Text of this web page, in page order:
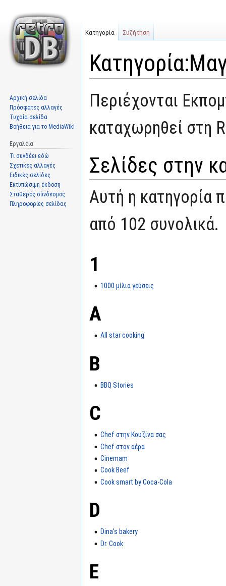
Μετάβαση
στην
Πήδηση
στην
Περιέχονται
καταχωρηθεί στη
Σελίδες στην
Αυτή η κατηγορία
από 102 συνολικά.
1
1000 μίλια γεύσεις
A
All star cooking
B
BBQ Stories
C
Chef στην Κουζίνα σας
Chef στον αέρα
Cinemam
Cook Beef
Cook smart by Coca-Cola
D
Dina's bakery
Dr. Cook
E
Κατηγορία Συζήτηση
Αρχική σελίδα
Πρόσφατες αλλαγές
Τυχαία σελίδα
Βοήθεια για το MediaWiki
Εργαλεία
Τι συνδέει εδώ
Σχετικές αλλαγές
Ειδικές σελίδες
Εκτυπώσιμη έκδοση
Σταθερός σύνδεσμος
Πληροφορίες σελίδας